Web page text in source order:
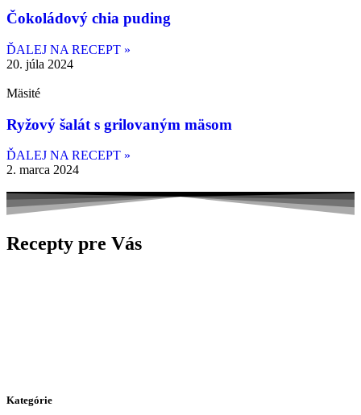
Čokoládový chia puding
ĎALEJ NA RECEPT »
20. júla 2024
Mäsité
Ryžový šalát s grilovaným mäsom
ĎALEJ NA RECEPT »
2. marca 2024
Recepty pre Vás
Kategórie